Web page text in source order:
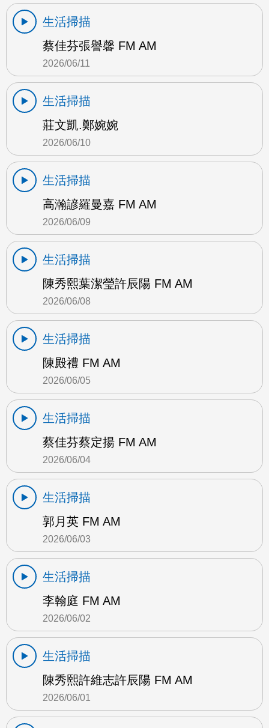
生活掃描
蔡佳芬張譽馨 FM AM
2026/06/11
生活掃描
莊文凱.鄭婉婉
2026/06/10
生活掃描
高瀚諺羅曼嘉 FM AM
2026/06/09
生活掃描
陳秀熙葉潔瑩許辰陽 FM AM
2026/06/08
生活掃描
陳殿禮 FM AM
2026/06/05
生活掃描
蔡佳芬蔡定揚 FM AM
2026/06/04
生活掃描
郭月英 FM AM
2026/06/03
生活掃描
李翰庭 FM AM
2026/06/02
生活掃描
陳秀熙許維志許辰陽 FM AM
2026/06/01